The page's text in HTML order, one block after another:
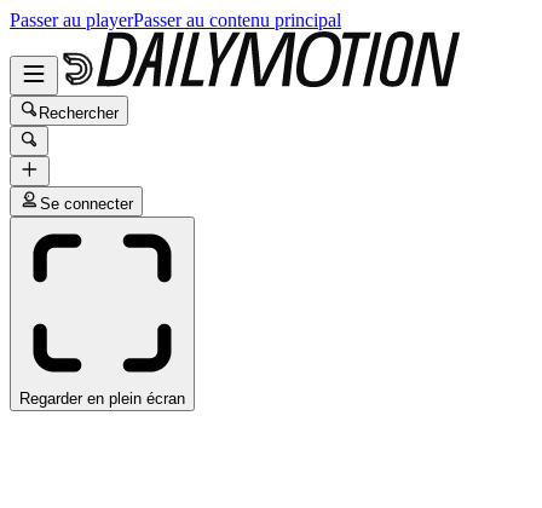
Passer au playerPasser au contenu principal
Rechercher
Se connecter
Regarder en plein écran